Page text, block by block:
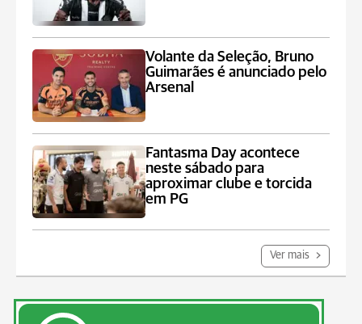
Volante da Seleção, Bruno
Guimarães é anunciado pelo
Arsenal
Fantasma Day acontece
neste sábado para
aproximar clube e torcida
em PG
Ver mais